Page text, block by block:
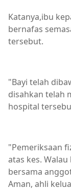
Katanya,ibu
bernafas
tersebut.
"Bayi telah
disahkan telah
hospital
"Pemeriksaan
atas kes.
bersama
Aman, ahli